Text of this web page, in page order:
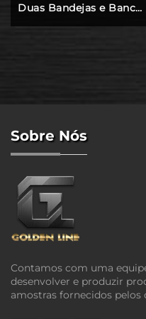
Duas Bandejas e Banco
Sobre Nós
Contamos com uma
desenvolver e produzir
amostras fornecidos pelos